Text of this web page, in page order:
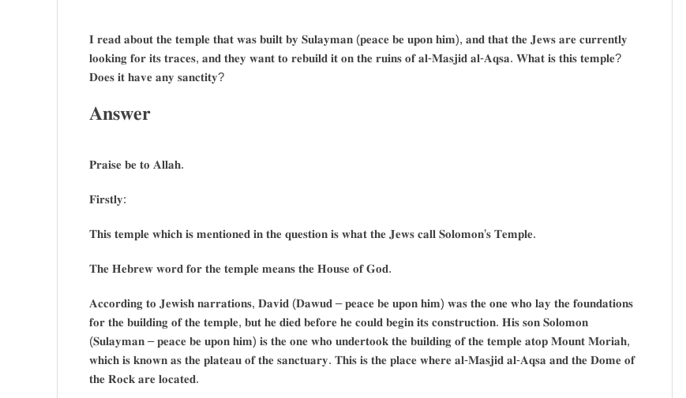
𝐈 𝐫𝐞𝐚𝐝 𝐚𝐛𝐨𝐮𝐭 𝐭𝐡𝐞 𝐭𝐞𝐦𝐩𝐥𝐞 𝐭𝐡𝐚𝐭 𝐰𝐚𝐬 𝐛𝐮𝐢𝐥𝐭 𝐛𝐲 𝐒𝐮𝐥𝐚𝐲𝐦𝐚𝐧 (𝐩𝐞𝐚𝐜𝐞 𝐛𝐞 𝐮𝐩𝐨𝐧 𝐡𝐢𝐦), 𝐚𝐧𝐝 𝐭𝐡𝐚𝐭 𝐭𝐡𝐞 𝐉𝐞𝐰𝐬 𝐚𝐫𝐞 𝐜𝐮𝐫𝐫𝐞𝐧𝐭𝐥𝐲
𝐥𝐨𝐨𝐤𝐢𝐧𝐠 𝐟𝐨𝐫 𝐢𝐭𝐬 𝐭𝐫𝐚𝐜𝐞𝐬, 𝐚𝐧𝐝 𝐭𝐡𝐞𝐲 𝐰𝐚𝐧𝐭 𝐭𝐨 𝐫𝐞𝐛𝐮𝐢𝐥𝐝 𝐢𝐭 𝐨𝐧 𝐭𝐡𝐞 𝐫𝐮𝐢𝐧𝐬 𝐨𝐟 𝐚𝐥-𝐌𝐚𝐬𝐣𝐢𝐝 𝐚𝐥-𝐀𝐪𝐬𝐚. 𝐖𝐡𝐚𝐭 𝐢𝐬 𝐭𝐡𝐢𝐬 𝐭𝐞𝐦𝐩𝐥𝐞?
𝐃𝐨𝐞𝐬 𝐢𝐭 𝐡𝐚𝐯𝐞 𝐚𝐧𝐲 𝐬𝐚𝐧𝐜𝐭𝐢𝐭𝐲?
𝐀𝐧𝐬𝐰𝐞𝐫
𝐏𝐫𝐚𝐢𝐬𝐞 𝐛𝐞 𝐭𝐨 𝐀𝐥𝐥𝐚𝐡.
𝐅𝐢𝐫𝐬𝐭𝐥𝐲:
𝐓𝐡𝐢𝐬 𝐭𝐞𝐦𝐩𝐥𝐞 𝐰𝐡𝐢𝐜𝐡 𝐢𝐬 𝐦𝐞𝐧𝐭𝐢𝐨𝐧𝐞𝐝 𝐢𝐧 𝐭𝐡𝐞 𝐪𝐮𝐞𝐬𝐭𝐢𝐨𝐧 𝐢𝐬 𝐰𝐡𝐚𝐭 𝐭𝐡𝐞 𝐉𝐞𝐰𝐬 𝐜𝐚𝐥𝐥 𝐒𝐨𝐥𝐨𝐦𝐨𝐧’𝐬 𝐓𝐞𝐦𝐩𝐥𝐞.
𝐓𝐡𝐞 𝐇𝐞𝐛𝐫𝐞𝐰 𝐰𝐨𝐫𝐝 𝐟𝐨𝐫 𝐭𝐡𝐞 𝐭𝐞𝐦𝐩𝐥𝐞 𝐦𝐞𝐚𝐧𝐬 𝐭𝐡𝐞 𝐇𝐨𝐮𝐬𝐞 𝐨𝐟 𝐆𝐨𝐝.
𝐀𝐜𝐜𝐨𝐫𝐝𝐢𝐧𝐠 𝐭𝐨 𝐉𝐞𝐰𝐢𝐬𝐡 𝐧𝐚𝐫𝐫𝐚𝐭𝐢𝐨𝐧𝐬, 𝐃𝐚𝐯𝐢𝐝 (𝐃𝐚𝐰𝐮𝐝 – 𝐩𝐞𝐚𝐜𝐞 𝐛𝐞 𝐮𝐩𝐨𝐧 𝐡𝐢𝐦) 𝐰𝐚𝐬 𝐭𝐡𝐞 𝐨𝐧𝐞 𝐰𝐡𝐨 𝐥𝐚𝐲 𝐭𝐡𝐞 𝐟𝐨𝐮𝐧𝐝𝐚𝐭𝐢𝐨𝐧𝐬
𝐟𝐨𝐫 𝐭𝐡𝐞 𝐛𝐮𝐢𝐥𝐝𝐢𝐧𝐠 𝐨𝐟 𝐭𝐡𝐞 𝐭𝐞𝐦𝐩𝐥𝐞, 𝐛𝐮𝐭 𝐡𝐞 𝐝𝐢𝐞𝐝 𝐛𝐞𝐟𝐨𝐫𝐞 𝐡𝐞 𝐜𝐨𝐮𝐥𝐝 𝐛𝐞𝐠𝐢𝐧 𝐢𝐭𝐬 𝐜𝐨𝐧𝐬𝐭𝐫𝐮𝐜𝐭𝐢𝐨𝐧. 𝐇𝐢𝐬 𝐬𝐨𝐧 𝐒𝐨𝐥𝐨𝐦𝐨𝐧
(𝐒𝐮𝐥𝐚𝐲𝐦𝐚𝐧 – 𝐩𝐞𝐚𝐜𝐞 𝐛𝐞 𝐮𝐩𝐨𝐧 𝐡𝐢𝐦) 𝐢𝐬 𝐭𝐡𝐞 𝐨𝐧𝐞 𝐰𝐡𝐨 𝐮𝐧𝐝𝐞𝐫𝐭𝐨𝐨𝐤 𝐭𝐡𝐞 𝐛𝐮𝐢𝐥𝐝𝐢𝐧𝐠 𝐨𝐟 𝐭𝐡𝐞 𝐭𝐞𝐦𝐩𝐥𝐞 𝐚𝐭𝐨𝐩 𝐌𝐨𝐮𝐧𝐭 𝐌𝐨𝐫𝐢𝐚𝐡,
𝐰𝐡𝐢𝐜𝐡 𝐢𝐬 𝐤𝐧𝐨𝐰𝐧 𝐚𝐬 𝐭𝐡𝐞 𝐩𝐥𝐚𝐭𝐞𝐚𝐮 𝐨𝐟 𝐭𝐡𝐞 𝐬𝐚𝐧𝐜𝐭𝐮𝐚𝐫𝐲. 𝐓𝐡𝐢𝐬 𝐢𝐬 𝐭𝐡𝐞 𝐩𝐥𝐚𝐜𝐞 𝐰𝐡𝐞𝐫𝐞 𝐚𝐥-𝐌𝐚𝐬𝐣𝐢𝐝 𝐚𝐥-𝐀𝐪𝐬𝐚 𝐚𝐧𝐝 𝐭𝐡𝐞 𝐃𝐨𝐦𝐞 𝐨𝐟
𝐭𝐡𝐞 𝐑𝐨𝐜𝐤 𝐚𝐫𝐞 𝐥𝐨𝐜𝐚𝐭𝐞𝐝.